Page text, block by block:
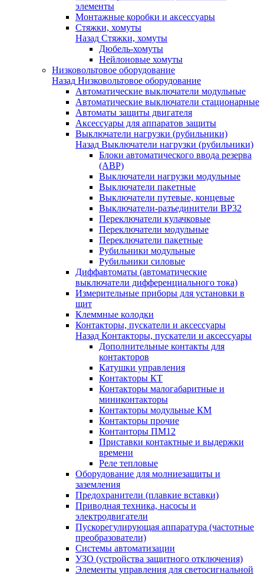
элементы
Монтажные коробки и аксессуары
Стяжки, хомуты
Назад Стяжки, хомуты
Дюбель-хомуты
Нейлоновые хомуты
Низковольтовое оборудование
Назад Низковольтовое оборудование
Автоматические выключатели модульные
Автоматические выключатели стационарные
Автоматы защиты двигателя
Аксессуары для аппаратов защиты
Выключатели нагрузки (рубильники)
Назад Выключатели нагрузки (рубильники)
Блоки автоматического ввода резерва
(АВР)
Выключатели нагрузки модульные
Выключатели пакетные
Выключатели путевые, концевые
Выключатели-разъединители ВР32
Переключатели кулачковые
Переключатели модульные
Переключатели пакетные
Рубильники модульные
Рубильники силовые
Диффавтоматы (автоматические
выключатели дифференциального тока)
Измерительные приборы для установки в
щит
Клеммные колодки
Контакторы, пускатели и аксессуары
Назад Контакторы, пускатели и аксессуары
Дополнительные контакты для
контакторов
Катушки управления
Контакторы КТ
Контакторы малогабаритные и
миниконтакторы
Контакторы модульные КМ
Контакторы прочие
Контанторы ПМ12
Приставки контактные и выдержки
времени
Реле тепловые
Оборудование для молниезащиты и
заземления
Предохранители (плавкие вставки)
Приводная техника, насосы и
электродвигатели
Пускорегулирующая аппаратура (частотные
преобразователи)
Системы автоматизации
УЗО (устройства защитного отключения)
Элементы управления для светосигнальной